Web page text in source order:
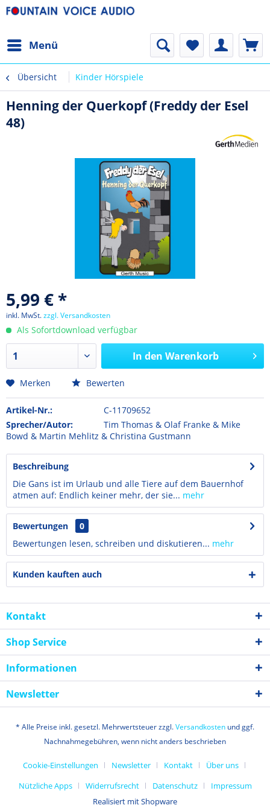
Menü
Übersicht Kinder Hörspiele
Henning der Querkopf (Freddy der Esel
48)
5,99 € *
inkl. MwSt.zzgl. Versandkosten
Als Sofortdownload verfügbar
In den Warenkorb
Merken Bewerten
Artikel-Nr.:
C-11709652
Sprecher/Autor:
Tim Thomas & Olaf Franke & Mike
Bowd & Martin Mehlitz & Christina Gustmann
Beschreibung
Die Gans ist im Urlaub und alle Tiere auf dem Bauernhof
atmen auf: Endlich keiner mehr, der sie... mehr
Bewertungen
0
Bewertungen lesen, schreiben und diskutieren... mehr
Kunden kauften auch
Kontakt
Shop Service
Informationen
Newsletter
* Alle Preise inkl. gesetzl. Mehrwertsteuer zzgl.Versandkosten und ggf.
Nachnahmegebühren, wenn nicht anders beschrieben
Cookie-Einstellungen Newsletter Kontakt
Über uns
Nützliche Apps
Widerrufsrecht Datenschutz
Impressum
Realisiert mit Shopware